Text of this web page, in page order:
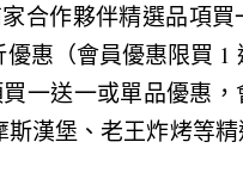
合作夥伴精選品項
惠（會員優惠限買 1
一送一或單品優惠
漢堡、老王炸烤等